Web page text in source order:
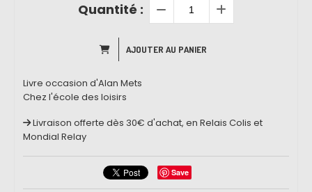
Quantité :
AJOUTER AU PANIER
Livre occasion d'Alan Mets
Chez l'école des loisirs
Livraison offerte dès 30€ d'achat, en Relais Colis et
Mondial Relay
Save